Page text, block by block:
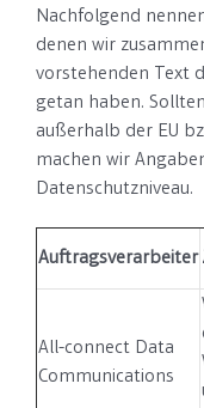
Nachfolgend
denen wir
vorstehenden Text
getan haben.
außerhalb der EU
machen wir
Datenschutzniveau.
Auftragsverarbeiter
All-connect Data
Communications